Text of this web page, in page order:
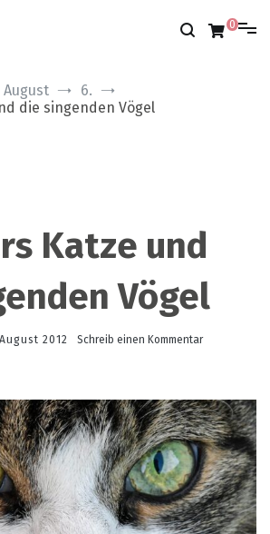
0
August
6.
die singenden Vögel
Katze und
Vögel
2012 Schreib einen Kommentarzu
die
singenden
Vögel